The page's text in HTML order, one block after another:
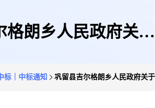
格朗乡人民政府关于
标｜中标通知 巩留县吉尔格朗乡人民政府关